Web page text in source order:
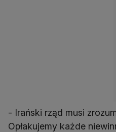
- Irański rząd musi
Opłakujemy każde